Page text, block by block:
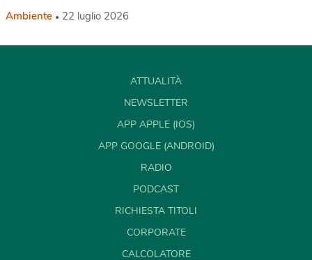
Ambiente 22 luglio 2026
ATTUALITÀ
NEWSLETTER
APP APPLE (IOS)
APP GOOGLE (ANDROID)
RADIO
PODCAST
RICHIESTA TITOLI
CORPORATE
CALCOLATORE